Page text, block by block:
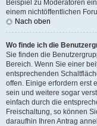
Beispiel zu Moderatoren
einem nichtöffentlichen
Nach oben
Wo finde ich die
Sie finden die
Bereich. Wenn Sie einer
entsprechenden
offen. Einige erfordern erst
sein und weitere sogar
einfach durch die
Freischaltung, so können
daraufhin Ihren Antrag